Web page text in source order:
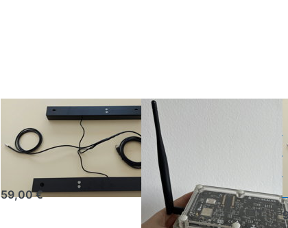
BEESCALES
Brutraumtemperatur-
und
Luftfeuchtigkeitssensor
59,00 €
BEESCALES
Externe GSM-
Antenne für
Standort mit
schlechtem